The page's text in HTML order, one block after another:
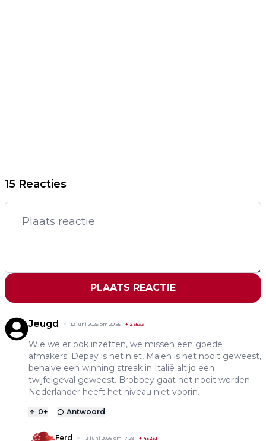
15 Reacties
PLAATS REACTIE
Jeugd 12 juni 2026 om 20:55 + 26533
Wie we er ook inzetten, we missen een goede
afmakers. Depay is het niet, Malen is het nooit geweest,
behalve een winning streak in Italië altijd een
twijfelgeval geweest. Brobbey gaat het nooit worden.
Nederlander heeft het niveau niet voorin.
0+ Antwoord
Ferd 13 juni 2026 om 17:29 + 45253